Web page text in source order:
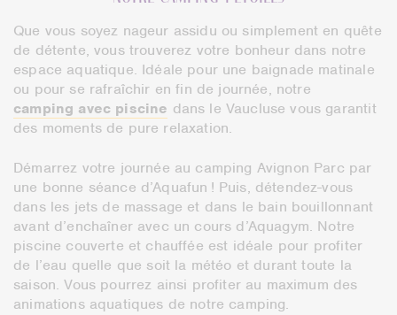
Que vous soyez nageur assidu ou simplement en quête
de détente, vous trouverez votre bonheur dans notre
espace aquatique. Idéale pour une baignade matinale
ou pour se rafraîchir en fin de journée, notre
camping avec piscine dans le Vaucluse vous garantit
des moments de pure relaxation.
Démarrez votre journée au camping Avignon Parc par
une bonne séance d’Aquafun ! Puis, détendez-vous
dans les jets de massage et dans le bain bouillonnant
avant d’enchaîner avec un cours d’Aquagym. Notre
piscine couverte et chauffée est idéale pour profiter
de l’eau quelle que soit la météo et durant toute la
saison. Vous pourrez ainsi profiter au maximum des
animations aquatiques de notre camping.